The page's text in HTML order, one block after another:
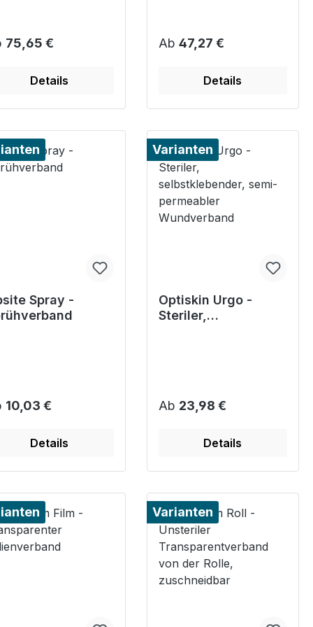
Preis:
75,65 €
Details
Regulärer Preis:
Ab 47,27 €
Details
Spray -
Preis:
10,03 €
Details
Varianten
Optiskin Urgo -
Steriler,
Regulärer Preis:
Ab 23,98 €
Details
Varianten